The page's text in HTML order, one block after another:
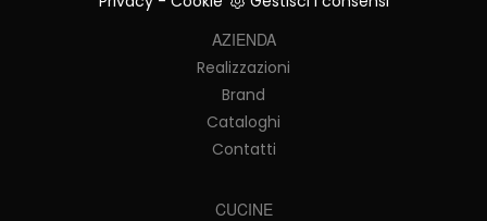
AZIENDA
Realizzazioni
Brand
Cataloghi
Contatti
CUCINE